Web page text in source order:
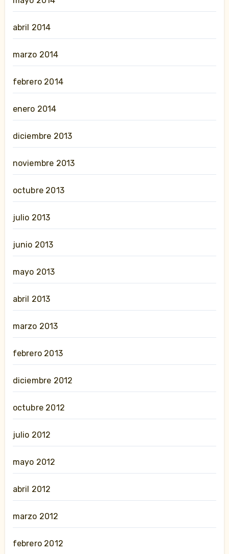
abril 2014
marzo 2014
febrero 2014
enero 2014
diciembre 2013
noviembre 2013
octubre 2013
julio 2013
junio 2013
mayo 2013
abril 2013
marzo 2013
febrero 2013
diciembre 2012
octubre 2012
julio 2012
mayo 2012
abril 2012
marzo 2012
febrero 2012